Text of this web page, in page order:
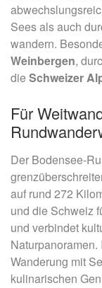
Sees als auch
wandern.
Weinbergen,
die Schweizer
Für
Der Bodensee-
auf rund 272
und die Schweiz
und verbindet
Wanderung mit
kulinarischen